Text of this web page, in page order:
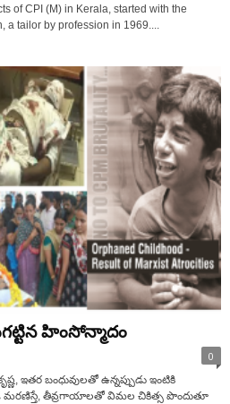
of CPI (M) in Kerala, started with the
tailor by profession in 1969....
హింసోన్మాదం
0
ఇతర బంధువులతో ఉన్నప్పుడు ఇంటికి
మరణిస్తే, తీవ్రగాయాలతో విమల చికిత్స పొందుతూ